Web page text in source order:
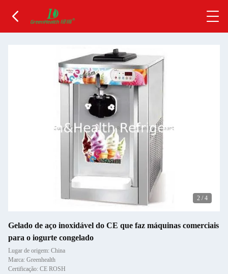
2 / 4
Gelado de aço inoxidável do CE que faz máquinas comerciais
para o iogurte congelado
Lugar de origem: China
Marca: Greenhealth
Certificação: CE ROSH